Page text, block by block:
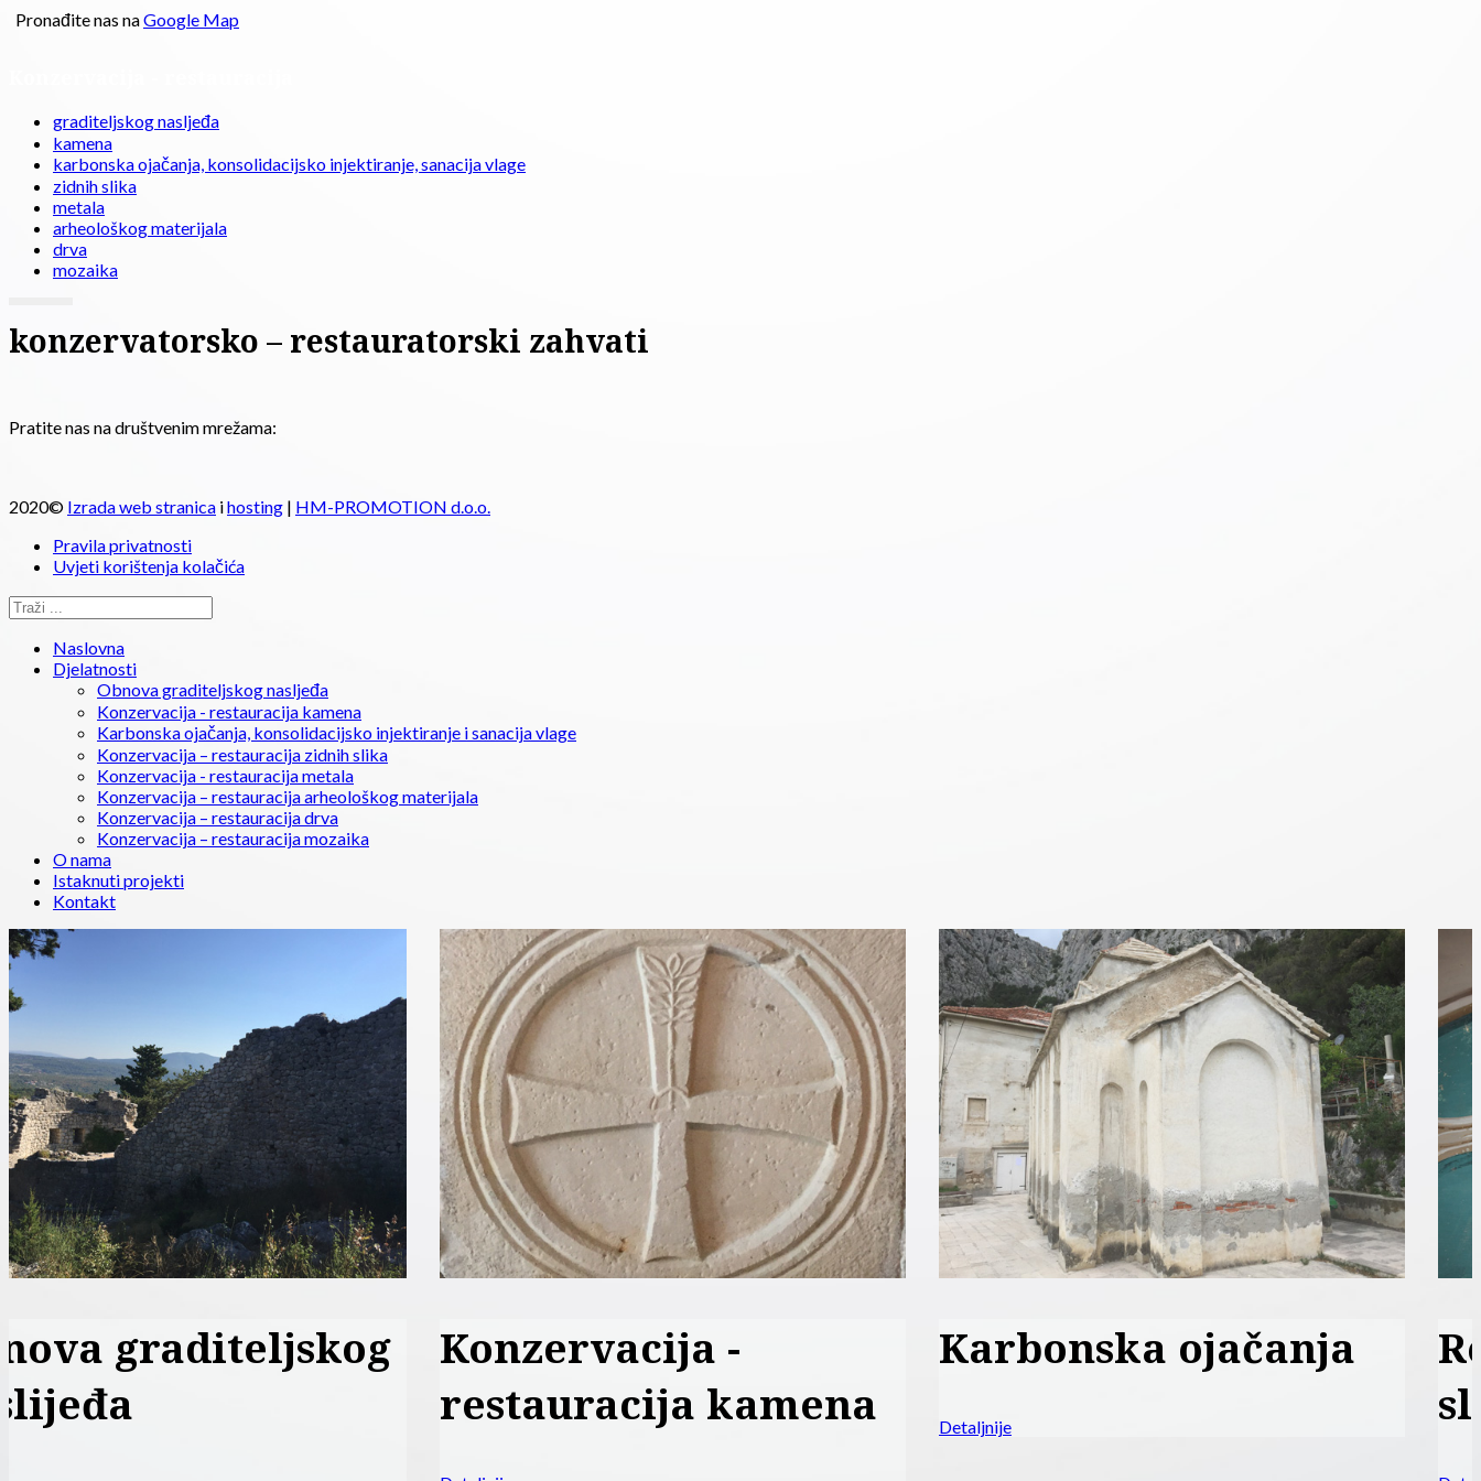
Pronađite nas naGoogle Map
graditeljskog nasljeđa
kamena
karbonska ojačanja, konsolidacijsko injektiranje, sanacija vlage
zidnih slika
metala
arheološkog materijala
drva
mozaika
konzervatorsko – restauratorski zahvati
Pratite nas na društvenim mrežama:
2020© Izrada web stranica ihosting | HM-PROMOTION d.o.o.
Pravila privatnosti
Uvjeti korištenja kolačića
Naslovna
Djelatnosti
Obnova graditeljskog nasljeđa
Konzervacija - restauracija kamena
Karbonska ojačanja, konsolidacijsko injektiranje i sanacija vlage
Konzervacija – restauracija zidnih slika
Konzervacija - restauracija metala
Konzervacija – restauracija arheološkog materijala
Konzervacija – restauracija drva
Konzervacija – restauracija mozaika
O nama
Istaknuti projekti
Kontakt
Konzervacija -
restauracija kamena
Karbonska ojačanja
Restauracija zidnih